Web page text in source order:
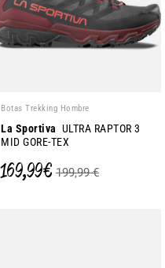
Botas Trekking Hombre
La Sportiva ULTRA RAPTOR 3
MID GORE-TEX
169,99 € 199,99 €